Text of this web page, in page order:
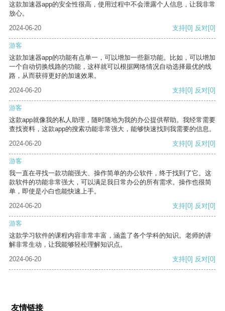
这款加速器app的安全性很高，使用过程中不会泄露个人信息，让我非常
放心。
2024-06-20
支持[0] 反对[0]
游客
这款加速器app的功能有点单一，可以增加一些新功能。比如，可以增加
一个自动切换线路的功能，这样就可以根据网络情况自动选择最优的线
路，从而获得更好的加速效果。
2024-06-20
支持[0] 反对[0]
游客
这款app就像我的私人助理，随时随地为我的办公提供帮助。我经常需要
查找资料，这款app的搜索功能非常强大，能够快速找到我需要的信息。
2024-06-20
支持[0] 反对[0]
游客
我一直在寻找一款功能强大、操作简单的办公软件，终于找到了它。这
款软件的功能非常强大，可以满足我日常办公的所有需求。操作也很简
单，即使是小白也能快速上手。
2024-06-20
支持[0] 反对[0]
游客
这款学习软件的课程内容非常丰富，涵盖了各个学科的知识。老师的讲
解非常生动，让我能够轻松理解知识点。
2024-06-20
支持[0] 反对[0]
友情链接